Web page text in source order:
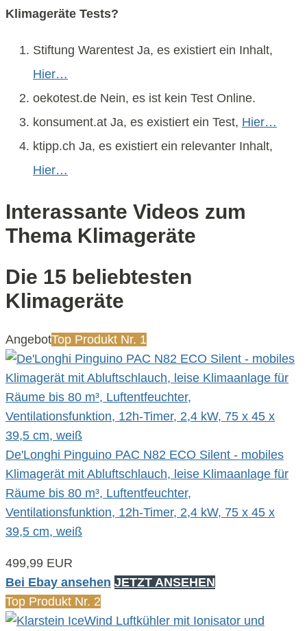
Klimageräte Tests?
Stiftung Warentest Ja, es existiert ein Inhalt,
Hier…
oekotest.de Nein, es ist kein Test Online.
konsument.at Ja, es existiert ein Test, Hier…
ktipp.ch Ja, es existiert ein relevanter Inhalt,
Hier…
Interassante Videos zum
Thema Klimageräte
Die 15 beliebtesten
Klimageräte
AngebotTop Produkt Nr. 1
De'Longhi Pinguino PAC N82 ECO Silent - mobiles
Klimagerät mit Abluftschlauch, leise Klimaanlage für
Räume bis 80 m³, Luftentfeuchter,
Ventilationsfunktion, 12h-Timer, 2,4 kW, 75 x 45 x
39,5 cm, weiß
499,99 EUR
Bei Ebay ansehen JETZT ANSEHEN
Top Produkt Nr. 2